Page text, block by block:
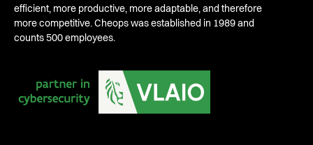
efficient, more productive, more adaptable, and therefore
more competitive. Cheops was established in 1989 and
counts 500 employees.